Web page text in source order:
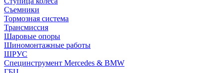
Съемники
Тормозная система
Трансмиссия
Шаровые опоры
Шиномонтажные работы
ШРУС
Специнструмент Mercedes & BMW